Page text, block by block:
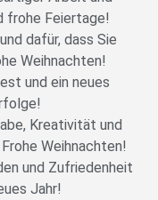
frohe Feiertage!
dafür, dass Sie
Weihnachten!
und ein neues
Kreativität und
Weihnachten!
und Zufriedenheit
Jahr!